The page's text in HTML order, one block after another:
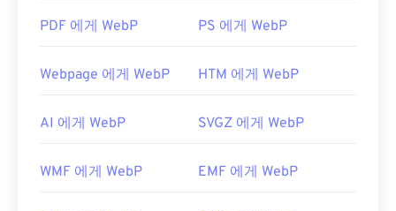
WebP 파일을 여는 기본 프로그램은 여러 플랫폼에
일은
와Microsoft Paint 에서도 자동으로 열립
니다. Chrome을 제외한 모든 웹 브라우저는 WebP
IrfanView , Windows Photo Viewer , Adobe
PDF 에게 WebP PS 에게 WebP
Webpage 에게 WebP HTM 에게 WebP
AI 에게 WebP SVGZ 에게 WebP
WMF 에게 WebP EMF 에게 WebP